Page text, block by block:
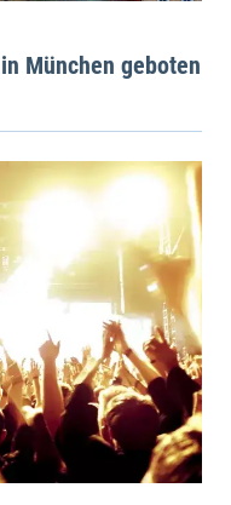
München geboten